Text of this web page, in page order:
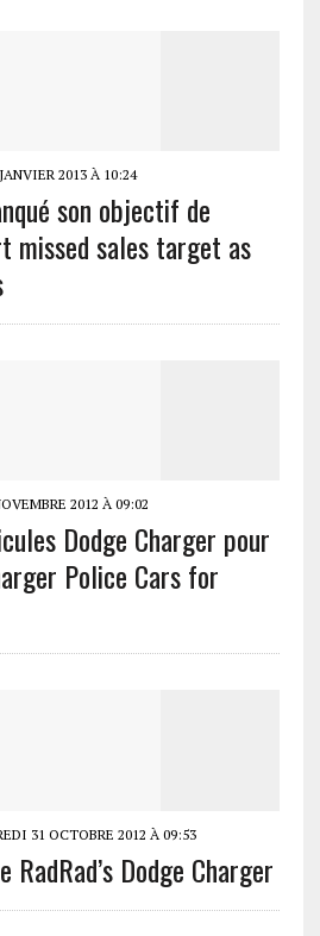
2013 À 10:24
son objectif de
missed sales target as
2012 À 09:02
Dodge Charger pour
Police Cars for
31 OCTOBRE 2012 À 09:53
RadRad’s Dodge Charger